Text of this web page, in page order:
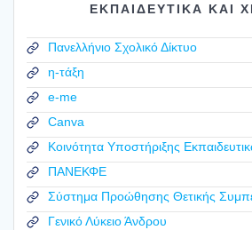
ΕΚΠΑΙΔΕΥΤΙΚΑ ΚΑΙ
Πανελλήνιο Σχολικό Δίκτυο
η-τάξη
e-me
Canva
Κοινότητα Υποστήριξης
ΠΑΝΕΚΦΕ
Σύστημα Προώθησης Θετικής
Γενικό Λύκειο Άνδρου